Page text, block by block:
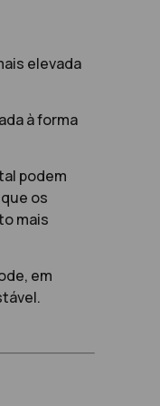
elevada
à forma
podem
os
mais
em